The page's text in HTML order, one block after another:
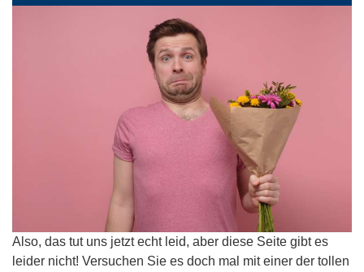
Also, das tut uns jetzt echt leid, aber diese Seite gibt es
leider nicht! Versuchen Sie es doch mal mit einer der tollen